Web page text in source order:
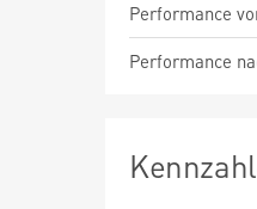
Performance
Performance